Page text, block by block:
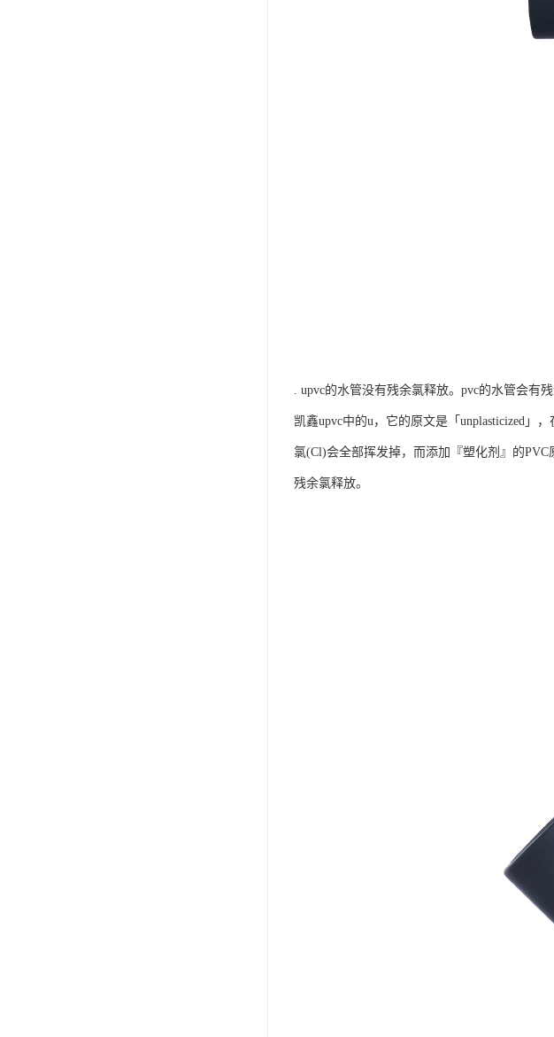
. upvc的水管没有残余氯释放。pvc的水管会有残
凯鑫upvc中的u，它的原文是「unplasticized」
氯(Cl)会全部挥发掉，而添加『塑化剂』的
残余氯释放。